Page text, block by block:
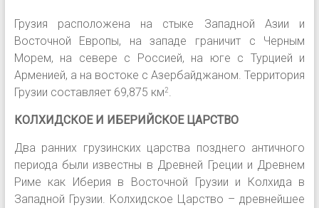
Грузия расположена на стыке Западной Азии и
Восточной Европы, на западе граничит с Черным
Морем, на севере с Россией, на юге с Турцией и
Арменией, а на востоке с Азербайджаном. Территория
Грузии составляет 69,875 км2.
КОЛХИДСКОЕ И ИБЕРИЙСКОЕ ЦАРСТВО
Два ранних грузинских царства позднего античного
периода были известны в Древней Греции и Древнем
Риме как Иберия в Восточной Грузии и Колхида в
Западной Грузии. Колхидское Царство – древнейшее